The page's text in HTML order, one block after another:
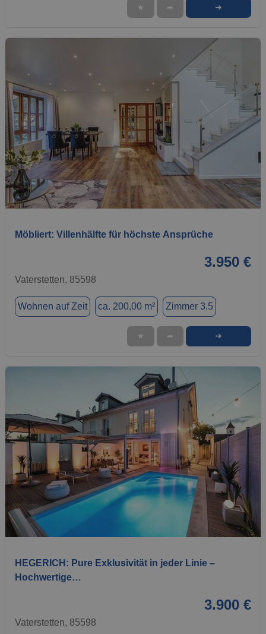
★ ➦ ➜
1 / 20
Möbliert: Villenhälfte für höchste Ansprüche
3.950 €
Vaterstetten, 85598
Wohnen auf Zeit ca. 200,00 m² Zimmer 3.5
★ ➦ ➜
1 / 26
HEGERICH: Pure Exklusivität in jeder Linie –
Hochwertige…
3.900 €
Vaterstetten, 85598